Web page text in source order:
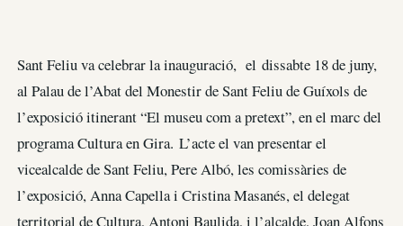
Sant Feliu va celebrar la inauguració, el dissabte 18 de juny,
al Palau de l’Abat del Monestir de Sant Feliu de Guíxols de
l’exposició itinerant “El museu com a pretext”, en el marc del
programa Cultura en Gira. L’acte el van presentar el
vicealcalde de Sant Feliu, Pere Albó, les comissàries de
l’exposició, Anna Capella i Cristina Masanés, el delegat
territorial de Cultura, Antoni Baulida, i l’alcalde, Joan Alfons